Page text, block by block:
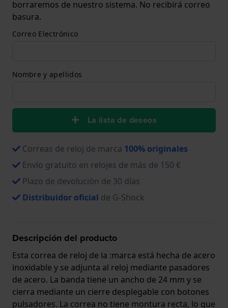
borraremos de nuestro sistema. No recibirá correo
basura.
Correo Electrónico
Nombre y apellidos
La lista de deseos
Correas de reloj de marca 100% originales
Envío gratuito en relojes de más de 150 €
Plazo de devolución de 30 días
Distribuidor oficial de G-Shock
Descripción del producto
Esta correa de reloj de la :marca está hecha de acero
inoxidable y se adjunta al reloj mediante pasadores
de acero. La banda tiene un ancho de 24 mm y se
cierra mediante un cierre desplegable con botones
pulsadores. La correa no tiene montura recta, lo que